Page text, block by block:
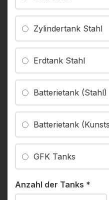
Zylindertank Stahl
Erdtank Stahl
Batterietank (Stahl)
Batterietank
GFK Tanks
Anzahl der Tanks *